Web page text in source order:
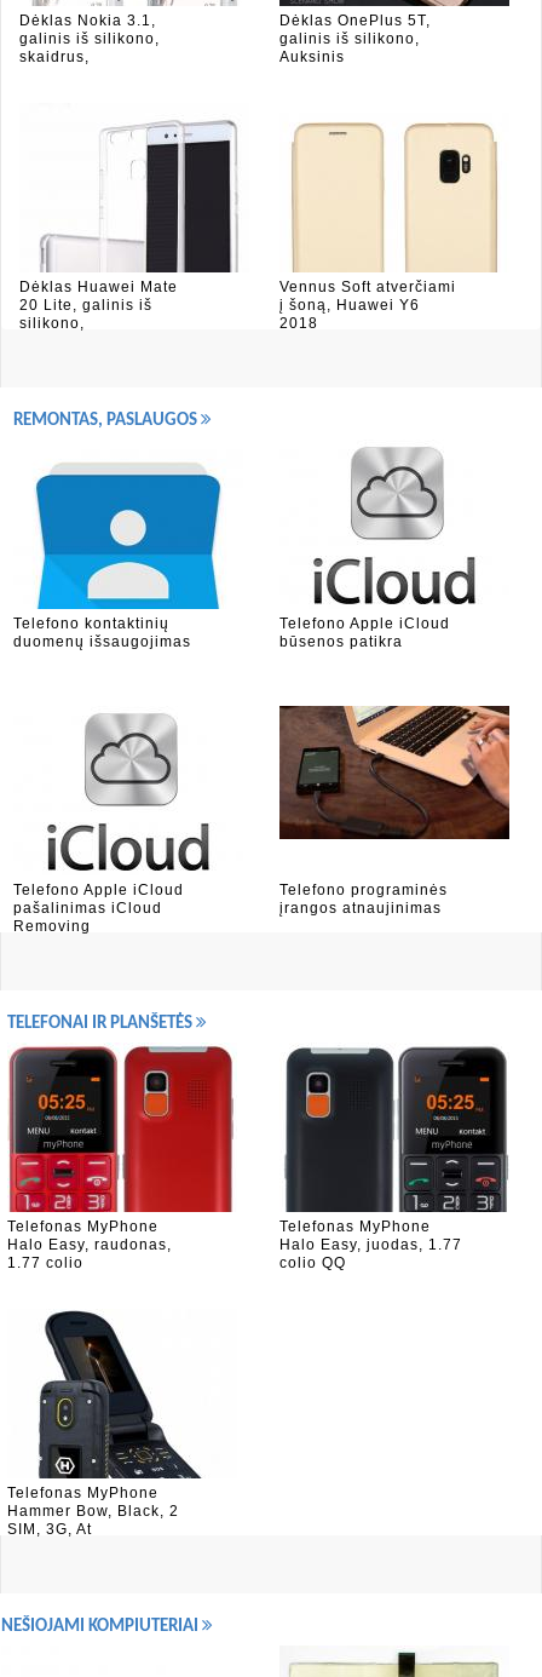
Dėklas Nokia 3.1,
galinis iš silikono,
skaidrus,
Dėklas OnePlus 5T,
galinis iš silikono,
Auksinis
Dėklas Huawei Mate
20 Lite, galinis iš
silikono,
Vennus Soft atverčiami
į šoną, Huawei Y6
2018
REMONTAS, PASLAUGOS
Telefono kontaktinių
duomenų išsaugojimas
Telefono Apple iCloud
būsenos patikra
Telefono Apple iCloud
pašalinimas iCloud
Removing
Telefono programinės
įrangos atnaujinimas
TELEFONAI IR PLANŠETĖS
Telefonas MyPhone
Halo Easy, raudonas,
1.77 colio
Telefonas MyPhone
Halo Easy, juodas, 1.77
colio QQ
Telefonas MyPhone
Hammer Bow, Black, 2
SIM, 3G, At
NEŠIOJAMI KOMPIUTERIAI